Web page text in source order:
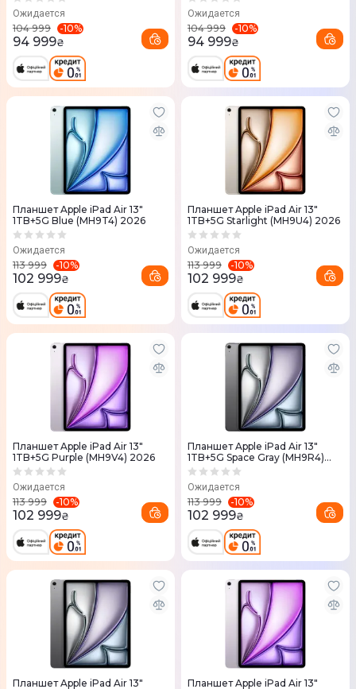
Ожидается
104 999 -10%
94 999₴
Ожидается
104 999 -10%
94 999₴
Планшет Apple iPad Air 13"
1TB+5G Blue (MH9T4) 2026
Ожидается
113 999 -10%
102 999₴
Планшет Apple iPad Air 13"
1TB+5G Starlight (MH9U4) 2026
Ожидается
113 999 -10%
102 999₴
Планшет Apple iPad Air 13"
1TB+5G Purple (MH9V4) 2026
Ожидается
113 999 -10%
102 999₴
Планшет Apple iPad Air 13"
1TB+5G Space Gray (MH9R4)
2026
Ожидается
113 999 -10%
102 999₴
Планшет Apple iPad Air 13"
Планшет Apple iPad Air 13"